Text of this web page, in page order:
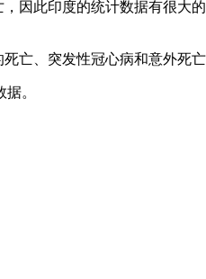
因此印度的统计数据有很大
亡、突发性冠心病和意外死亡
。